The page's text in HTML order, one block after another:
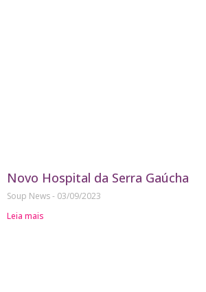
Novo Hospital da Serra Gaúcha
Soup News
03/09/2023
Leia mais